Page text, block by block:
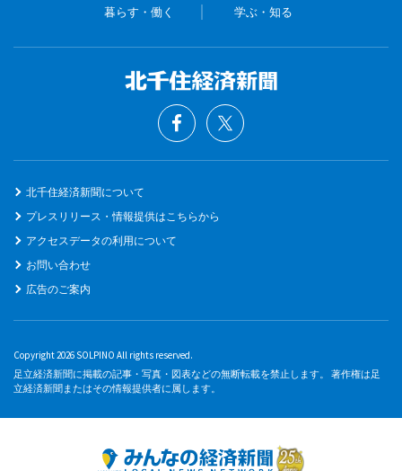
暮らす・働く 学ぶ・知る
北千住経済新聞について
プレスリリース・情報提供はこちらから
アクセスデータの利用について
お問い合わせ
広告のご案内
Copyright 2026 SOLPINO All rights reserved.
足立経済新聞に掲載の記事・写真・図表などの無断転載を禁止します。 著作権は足
立経済新聞またはその情報提供者に属します。